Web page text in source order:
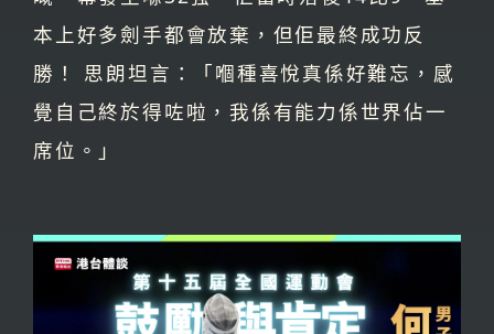
本上好多劍手都會放棄，但佢最終成功反
勝！ 思朗坦言：「嗰種喜悅真係好難忘，感
覺自己終於得咗啦，我係有能力係世界佔一
席位。」